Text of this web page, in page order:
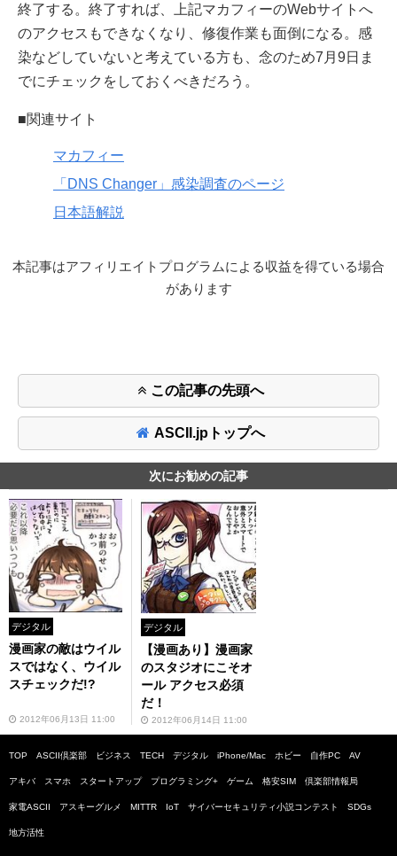
終了する。終了すれば、上記マカフィーのWebサイトへ
のアクセスもできなくなり、修復作業も面倒になる。感
染などしていないと考えている方も、念のため7月9日ま
でにチェックをしておくべきだろう。
■関連サイト
マカフィー
「DNS Changer」感染調査のページ
日本語解説
本記事はアフィリエイトプログラムによる収益を得ている場合
があります
この記事の先頭へ
ASCII.jpトップへ
次にお勧めの記事
デジタル
漫画家の敵はウイル
スではなく、ウイル
スチェックだ!?
2012年06月13日 11:00
デジタル
【漫画あり】漫画家
のスタジオにこそオ
ール アクセス必須
だ！
2012年06月14日 11:00
TOP ASCII倶楽部 ビジネス TECH デジタル iPhone/Mac ホビー 自作PC AV
アキバ スマホ スタートアップ プログラミング+ ゲーム 格安SIM 倶楽部情報局
家電ASCII アスキーグルメ MITTR IoT サイバーセキュリティ小説コンテスト SDGs
地方活性